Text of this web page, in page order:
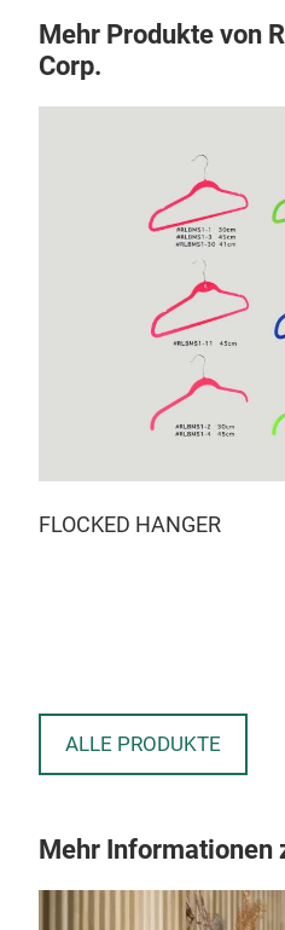
Mehr Produkte von
Corp.
FLOCKED HANGER
ALLE PRODUKTE
Mehr Informationen